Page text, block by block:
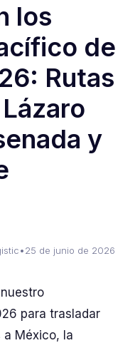
los
de
Rutas
y
•25 de junio de 2026
para trasladar
México, la